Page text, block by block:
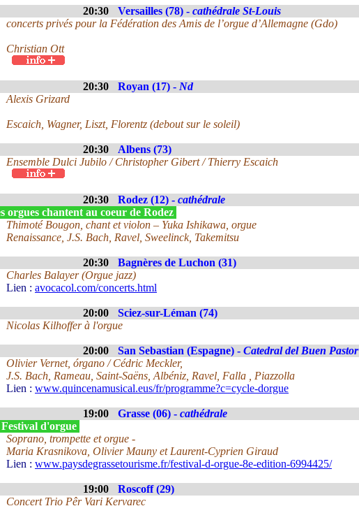
20:30 Versailles (78) - cathédrale St-Louis
concerts privés pour la Fédération des Amis de l’orgue d’Allemagne (Gdo)
Christian Ott
20:30 Royan (17) - Nd
Alexis Grizard
Escaich, Wagner, Liszt, Florentz (debout sur le soleil)
20:30 Albens (73)
Ensemble Dulci Jubilo / Christopher Gibert / Thierry Escaich
20:30 Rodez (12) - cathédrale
orgues chantent au coeur de Rodez
Thimoté Bougon, chant et violon – Yuka Ishikawa, orgue
Renaissance, J.S. Bach, Ravel, Sweelinck, Takemitsu
20:30 Bagnères de Luchon (31)
Charles Balayer (Orgue jazz)
Lien : avocacol.com/concerts.html
20:00 Sciez-sur-Léman (74)
Nicolas Kilhoffer à l'orgue
20:00 San Sebastian (Espagne) - Catedral del Buen Pastor
Olivier Vernet, órgano / Cédric Meckler,
J.S. Bach, Rameau, Saint-Saëns, Albéniz, Ravel, Falla , Piazzolla
Lien : www.quincenamusical.eus/fr/programme?c=cycle-dorgue
19:00 Grasse (06) - cathédrale
d'orgue
Soprano, trompette et orgue -
Maria Krasnikova, Olivier Mauny et Laurent-Cyprien Giraud
Lien : www.paysdegrassetourisme.fr/festival-d-orgue-8e-edition-6994425/
19:00 Roscoff (29)
Concert Trio Pêr Vari Kervarec